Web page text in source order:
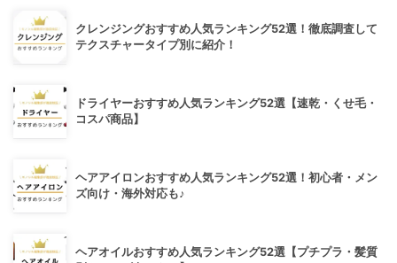
クレンジングおすすめ人気ランキング52選！徹底調査して
テクスチャータイプ別に紹介！
ドライヤーおすすめ人気ランキング52選【速乾・くせ毛・
コスパ商品】
ヘアアイロンおすすめ人気ランキング52選！初心者・メン
ズ向け・海外対応も♪
ヘアオイルおすすめ人気ランキング52選【プチプラ・髪質